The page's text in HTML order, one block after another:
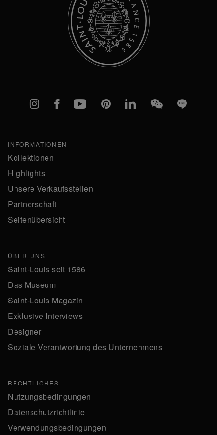
Instagram
FacebookYouTubePinterestlinkedInWeChatLine
INFORMATIONEN
Kollektionen
Highlights
Unsere Verkaufsstellen
Partnerschaft
Seitenübersicht
ÜBER UNS
Saint-Louis seit 1586
Das Museum
Saint-Louis Magazin
Exklusive Interviews
Designer
Soziale Verantwortung des Unternehmens
RECHTLICHES
Nutzungsbedingungen
Datenschutzrichtlinie
Verwendungsbedingungen